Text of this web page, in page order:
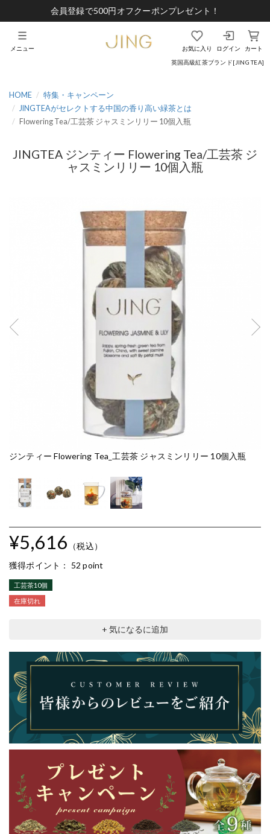
会員登録で500円オフクーポンプレゼント！
英国高級紅茶ブランド[JING TEA]
お気に入り ログイン カート
メニュー
HOME
特集・キャンペーン
JINGTEAがセレクトする中国の香り高い緑茶とは
Flowering Tea/工芸茶 ジャスミンリリー 10個入瓶
JINGTEA ジンティー Flowering Tea/工芸茶 ジ
ャスミンリリー 10個入瓶
ジンティー Flowering Tea_工芸茶 ジャスミンリリー 10個入瓶
¥5,616 （税込）
獲得ポイント： 52 point
工芸茶10個
在庫切れ
+ 気になるに追加